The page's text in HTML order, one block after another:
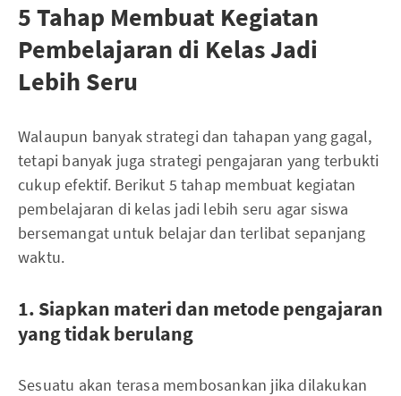
5 Tahap Membuat Kegiatan
Pembelajaran di Kelas Jadi
Lebih Seru
Walaupun banyak strategi dan tahapan yang gagal,
tetapi banyak juga strategi pengajaran yang terbukti
cukup efektif. Berikut 5 tahap membuat kegiatan
pembelajaran di kelas jadi lebih seru agar siswa
bersemangat untuk belajar dan terlibat sepanjang
waktu.
1. Siapkan materi dan metode pengajaran
yang tidak berulang
Sesuatu akan terasa membosankan jika dilakukan